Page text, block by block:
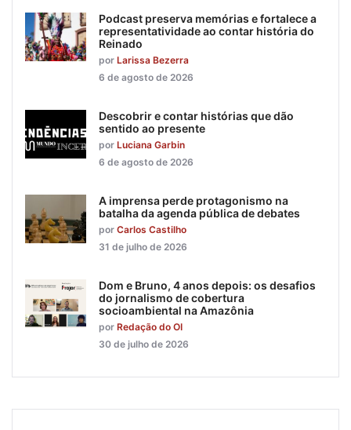
Podcast preserva memórias e fortalece a
representatividade ao contar história do
Reinado
por Larissa Bezerra
6 de agosto de 2026
Descobrir e contar histórias que dão
sentido ao presente
por Luciana Garbin
6 de agosto de 2026
A imprensa perde protagonismo na
batalha da agenda pública de debates
por Carlos Castilho
31 de julho de 2026
Dom e Bruno, 4 anos depois: os desafios
do jornalismo de cobertura
socioambiental na Amazônia
por Redação do OI
30 de julho de 2026